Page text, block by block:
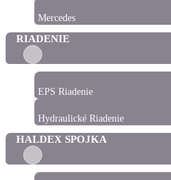
Mercedes
RIADENIE
EPS Riadenie
Hydraulické Riadenie
HALDEX SPOJKA